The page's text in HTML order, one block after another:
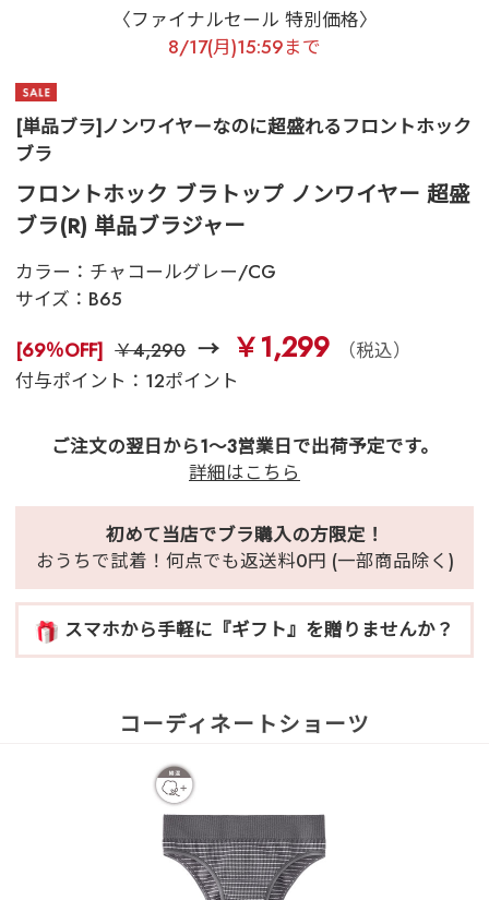
〈ファイナルセール 特別価格〉
8/17(月)15:59まで
[単品ブラ]ノンワイヤーなのに超盛れるフロントホック
ブラ
フロントホック ブラトップ ノンワイヤー 超盛
ブラ(R) 単品ブラジャー
カラー： チャコールグレー/CG
サイズ： B65
[69％OFF] ￥4,290 ￥1,299
（税込）
付与ポイント：12ポイント
ご注文の翌日から1～3営業日で出荷予定です。
詳細はこちら
初めて当店でブラ購入の方限定！
おうちで試着！何点でも返送料0円 (一部商品除く)
スマホから手軽に『ギフト』を贈りませんか？
コーディネートショーツ